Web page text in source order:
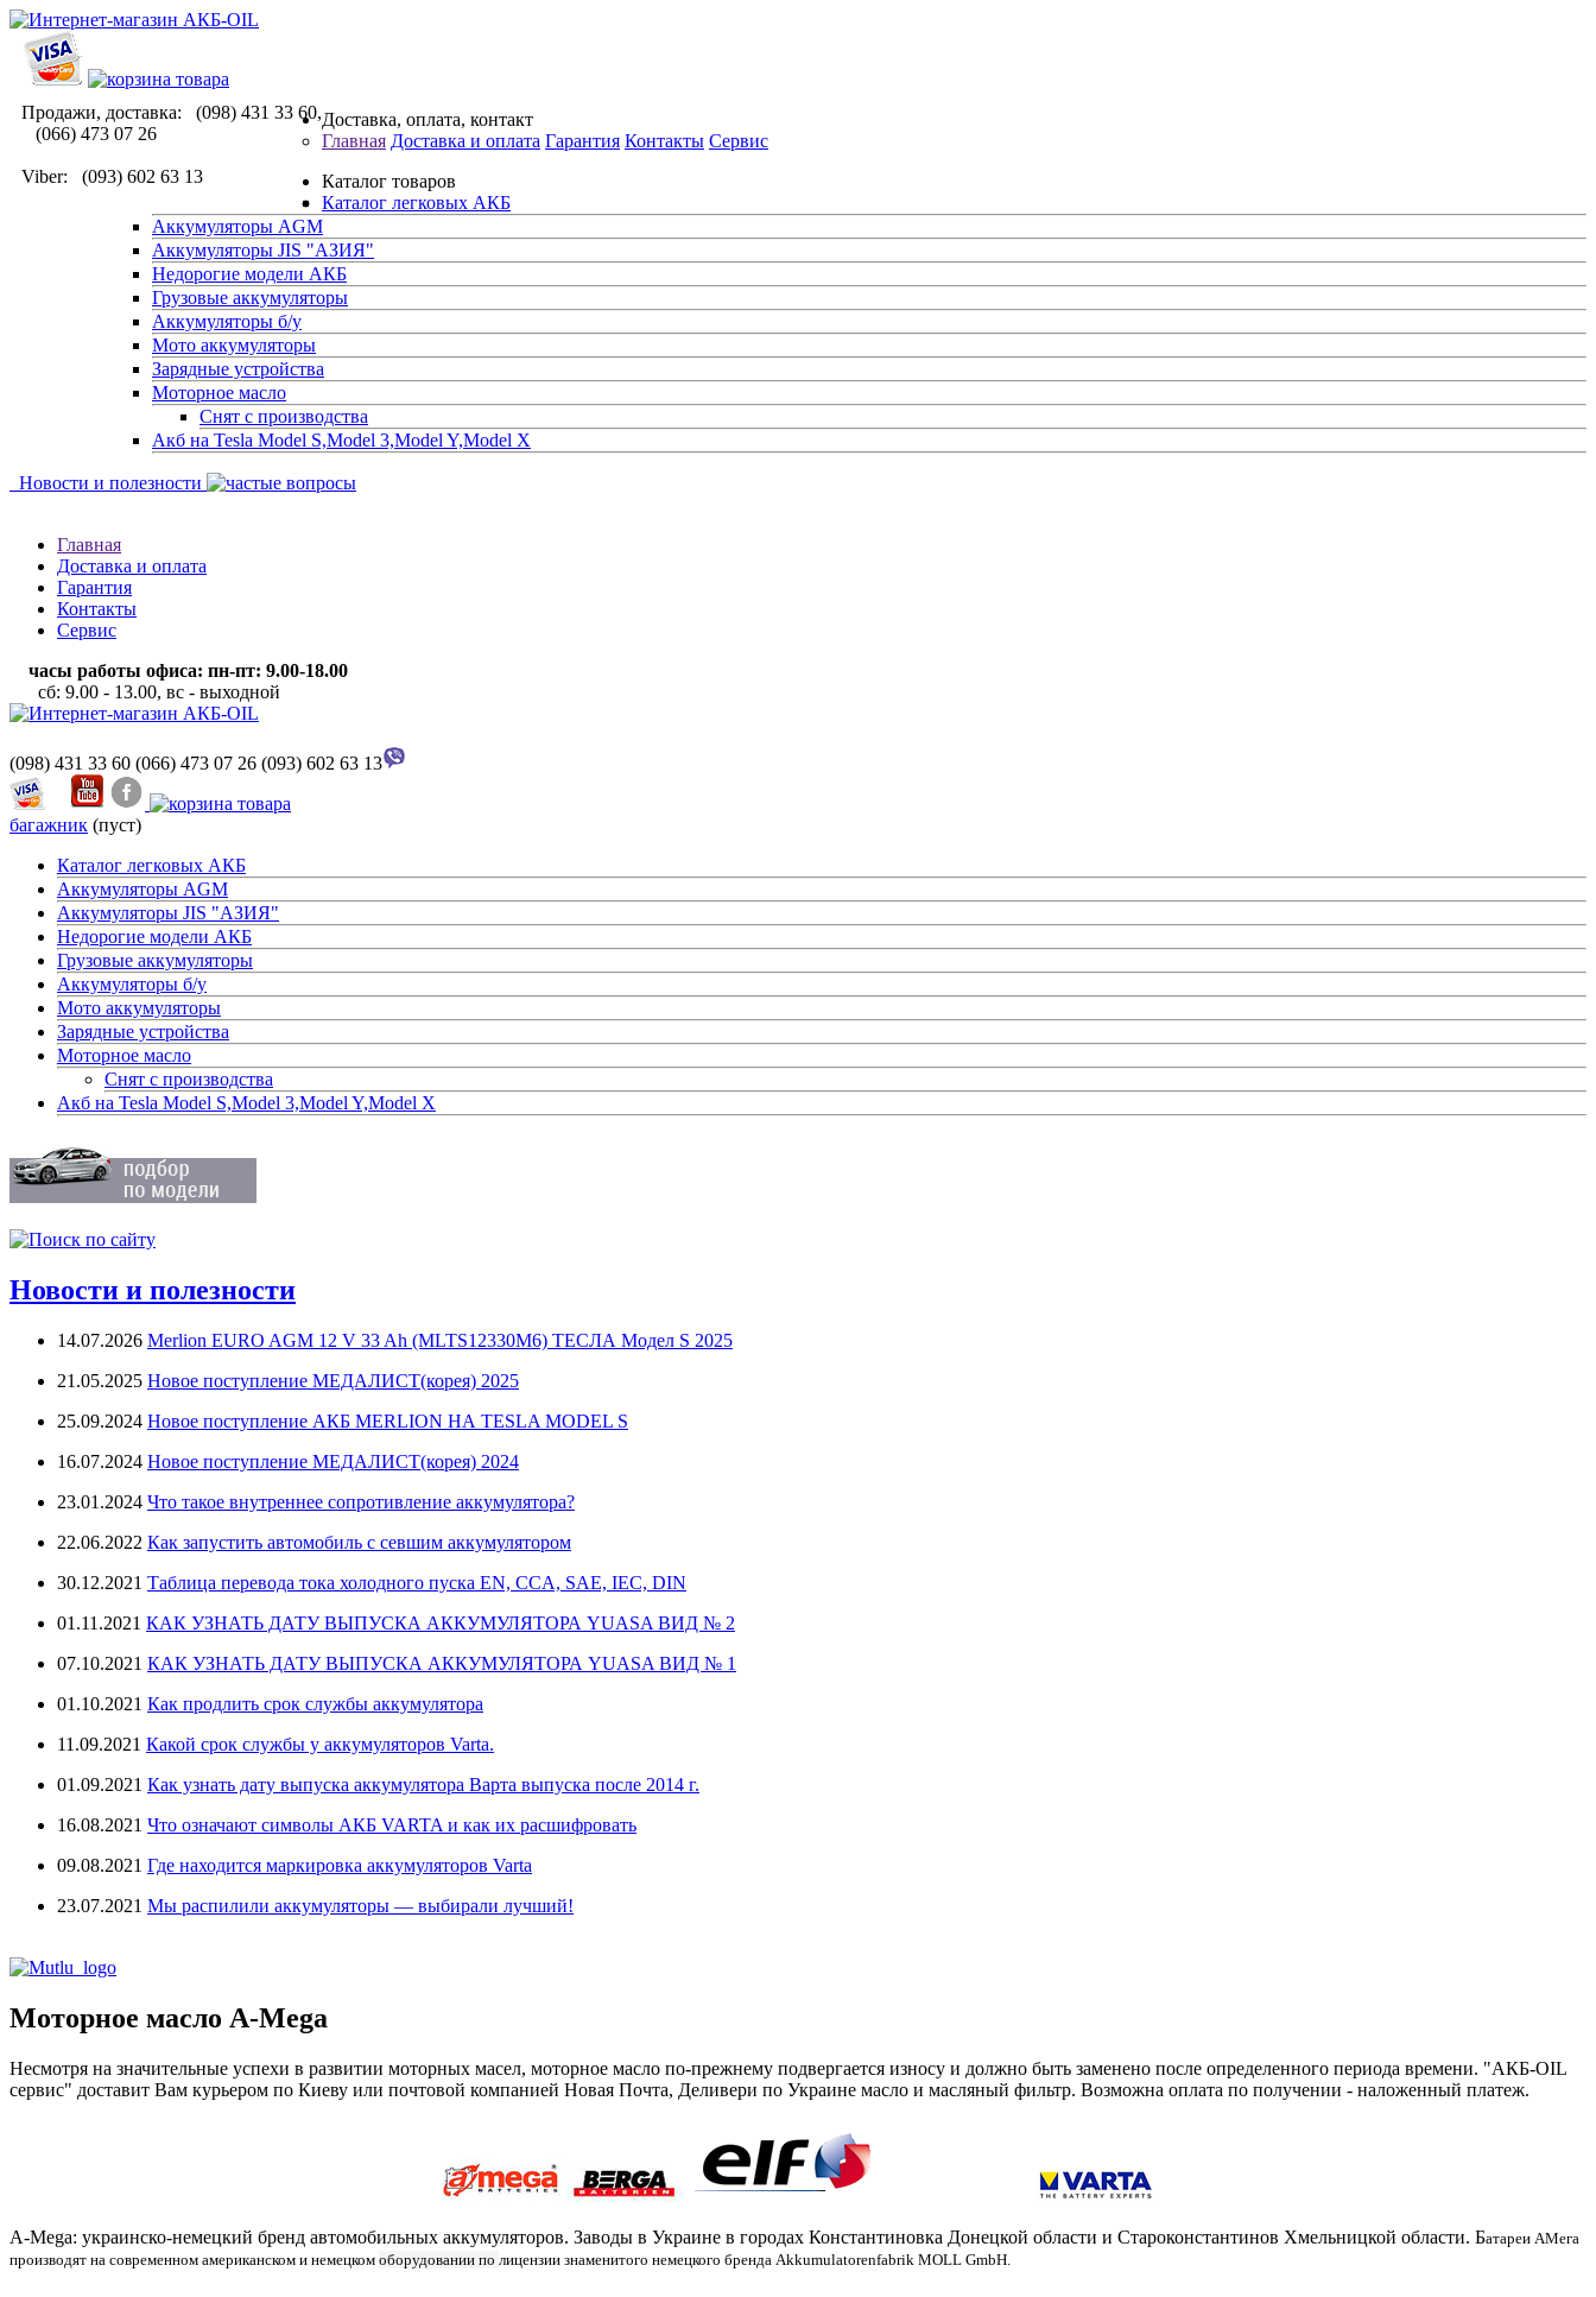
Продажи, доставка: (098) 431 33 60,
(066) 473 07 26
Viber: (093) 602 63 13
Доставка, оплата, контакт
Главная Доставка и оплата Гарантия Контакты Сервис
Каталог товаров
Каталог легковых АКБ
Аккумуляторы AGM
Аккумуляторы JIS "АЗИЯ"
Недорогие модели АКБ
Грузовые аккумуляторы
Аккумуляторы б/у
Мото аккумуляторы
Зарядные устройства
Моторное масло
Снят с производства
Акб на Tesla Model S,Model 3,Model Y,Model X
Новости и полезности
Главная
Доставка и оплата
Гарантия
Контакты
Сервис
часы работы офиса: пн-пт: 9.00-18.00
сб: 9.00 - 13.00, вс - выходной
(098) 431 33 60 (066) 473 07 26 (093) 602 63 13
багажник (пуст)
Каталог легковых АКБ
Аккумуляторы AGM
Аккумуляторы JIS "АЗИЯ"
Недорогие модели АКБ
Грузовые аккумуляторы
Аккумуляторы б/у
Мото аккумуляторы
Зарядные устройства
Моторное масло
Снят с производства
Акб на Tesla Model S,Model 3,Model Y,Model X
Новости и полезности
14.07.2026 Merlion EURO AGM 12 V 33 Ah (MLTS12330M6) ТЕСЛА Модел S 2025
21.05.2025 Новое поступление МЕДАЛИСТ(корея) 2025
25.09.2024 Новое поступление АКБ MERLION НА TESLA MODEL S
16.07.2024 Новое поступление МЕДАЛИСТ(корея) 2024
23.01.2024 Что такое внутреннее сопротивление аккумулятора?
22.06.2022 Как запустить автомобиль с севшим аккумулятором
30.12.2021 Таблица перевода тока холодного пуска EN, CCA, SAE, IEC, DIN
01.11.2021 КАК УЗНАТЬ ДАТУ ВЫПУСКА АККУМУЛЯТОРА YUASA ВИД № 2
07.10.2021 КАК УЗНАТЬ ДАТУ ВЫПУСКА АККУМУЛЯТОРА YUASA ВИД № 1
01.10.2021 Как продлить срок службы аккумулятора
11.09.2021 Какой срок службы у аккумуляторов Varta.
01.09.2021 Как узнать дату выпуска аккумулятора Варта выпуска после 2014 г.
16.08.2021 Что означают символы АКБ VARTA и как их расшифровать
09.08.2021 Где находится маркировка аккумуляторов Varta
23.07.2021 Мы распилили аккумуляторы — выбирали лучший!
Моторное масло A-Mega
Несмотря на значительные успехи в развитии моторных масел, моторное масло по-прежнему подвергается износу и должно быть заменено после определенного периода времени. "АКБ-OIL
сервис" доставит Вам курьером по Киеву или почтовой компанией Новая Почта, Деливери по Украине масло и масляный фильтр. Возможна оплата по получении - наложенный платеж.
A-Mega: украинско-немецкий бренд автомобильных аккумуляторов. Заводы в Украине в городах Константиновка Донецкой области и Староконстантинов Хмельницкой области. Батареи АМега
производят на современном американском и немецком оборудовании по лицензии знаменитого немецкого бренда Akkumulatorenfabrik MOLL GmbH.